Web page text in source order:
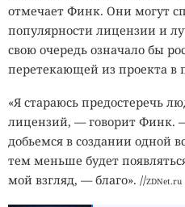
отмечает Финк. Они могут
популярности лицензии и
свою очередь означало бы
перетекающей из проекта в
«Я стараюсь предостеречь
лицензий, — говорит Финк.
добьемся в создании одной
тем меньше будет
мой взгляд, — благо». //ZDNet.ru